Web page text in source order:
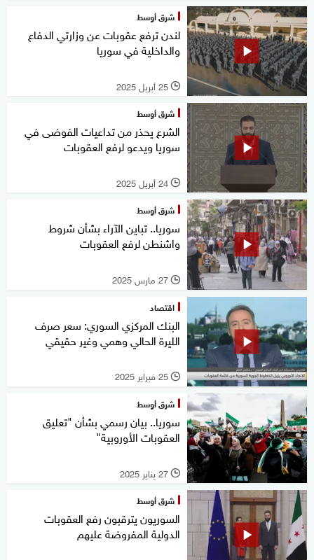
شرق أوسط
لندن ترفع عقوبات عن وزارتي الدفاع
والداخلية في سوريا
l 25 أبريل 2025
شرق أوسط
الشرع يحذر من تداعيات الفوضى في
سوريا ويدعو لرفع العقوبات
l 24 أبريل 2025
شرق أوسط
سوريا.. تباين الآراء بشأن شروط
واشنطن لرفع العقوبات
l 27 مارس 2025
اقتصاد
البنك المركزي السوري: سعر صرف
الليرة الحالي وهمي وغير حقيقي
l 25 فبراير 2025
شرق أوسط
سوريا.. بيان رسمي بشأن "تعليق
العقوبات الأوروبية"
l 27 يناير 2025
شرق أوسط
السوريون يترقبون رفع العقوبات
الدولية المفروضة عليهم